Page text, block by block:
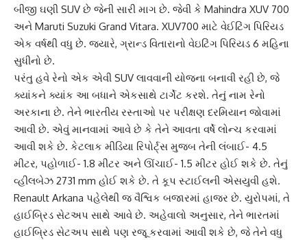
બીજી ઘણી SUV છે જેની સારી માગ છે. જેવી કે Mahindra XUV 700
અને Maruti Suzuki Grand Vitara. XUV700 માટે વેઈટિંગ પિરિયડ
એક વર્ષથી વધુ છે. જ્યારે, ગ્રાન્ડ વિતારાનો વેઇટિંગ પિરિયડ 6 મહિના
સુધીનો છે.
પરંતુ હવે રેનો એક એવી SUV લાવવાની યોજના બનાવી રહી છે, જે
ક્યાંકને ક્યાંક આ બધાને એકસાથે ટાર્ગેટ કરશે. તેનું નામ રેનો
અરકાના છે. તેને ભારતીય રસ્તાઓ પર પરીક્ષણ દરમિયાન જોવામાં
આવી છે. એવું માનવામાં આવે છે કે તેને આવતા વર્ષે લોન્ચ કરવામાં
આવી શકે છે. કેટલાક મીડિયા રિપોર્ટ્સ મુજબ તેની લંબાઈ- 4.5
મીટર, પહોળાઈ- 1.8 મીટર અને ઊંચાઈ- 1.5 મીટર હોઈ શકે છે. તેનું
વ્હીલબેઝ 2731 mm હોઈ શકે છે. તે કૂપ સ્ટાઈલની એસયુવી હશે.
Renault Arkana પહેલેથી જ વૈશ્વિક બજારમાં હાજર છે. યુરોપમાં, તે
હાઈબ્રિડ સેટઅપ સાથે આવે છે. અહેવાલો અનુસાર, તેને ભારતમાં
હાઈબ્રિડ સેટઅપ સાથે પણ રજૂ કરવામાં આવી શકે છે, જે તેને વધુ